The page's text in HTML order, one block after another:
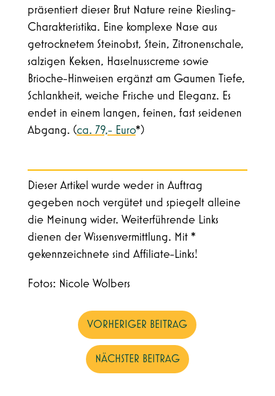
präsentiert dieser Brut Nature reine Riesling-
Charakteristika. Eine komplexe Nase aus
getrocknetem Steinobst, Stein, Zitronenschale,
salzigen Keksen, Haselnusscreme sowie
Brioche-Hinweisen ergänzt am Gaumen Tiefe,
Schlankheit, weiche Frische und Eleganz. Es
endet in einem langen, feinen, fast seidenen
Abgang. (ca. 79,- Euro*)
Dieser Artikel wurde weder in Auftrag
gegeben noch vergütet und spiegelt alleine
die Meinung wider. Weiterführende Links
dienen der Wissensvermittlung. Mit *
gekennzeichnete sind Affiliate-Links!
Fotos: Nicole Wolbers
VORHERIGER BEITRAG
NÄCHSTER BEITRAG